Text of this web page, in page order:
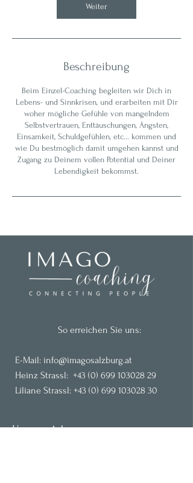
4
0
i
.
Weiter
Beschreibung
Beim Einzel-Coaching begleiten wir Dich in
Lebens- und Sinnkrisen, und erarbeiten mit Dir
woher mögliche Gefühle von mangelndem
Selbstvertrauen, Enttäuschungen, Ängsten,
Einsamkeit, Schuldgefühlen, etc... kommen und
wie Du bestmöglich damit umgehen kannst und
Zugang zu Deinem vollen Potential und Deiner
Lebendigkeit bekommst.
So erreichen Sie uns:
E-Mail: info@imagosalzburg.at
Heinz Strassl: +43 (0) 699 103028 29
Liliane Strassl: +43 (0) 699 103028 30
Unsere Adresse: